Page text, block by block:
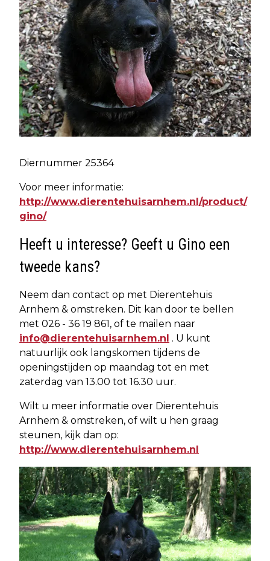
Diernummer 25364
Voor meer informatie:
http://www.dierentehuisarnhem.nl/product/
gino/
Heeft u interesse? Geeft u Gino een
tweede kans?
Neem dan contact op met Dierentehuis
Arnhem & omstreken. Dit kan door te bellen
met 026 - 36 19 861, of te mailen naar
info@dierentehuisarnhem.nl . U kunt
natuurlijk ook langskomen tijdens de
openingstijden op maandag tot en met
zaterdag van 13.00 tot 16.30 uur.
Wilt u meer informatie over Dierentehuis
Arnhem & omstreken, of wilt u hen graag
steunen, kijk dan op:
http://www.dierentehuisarnhem.nl